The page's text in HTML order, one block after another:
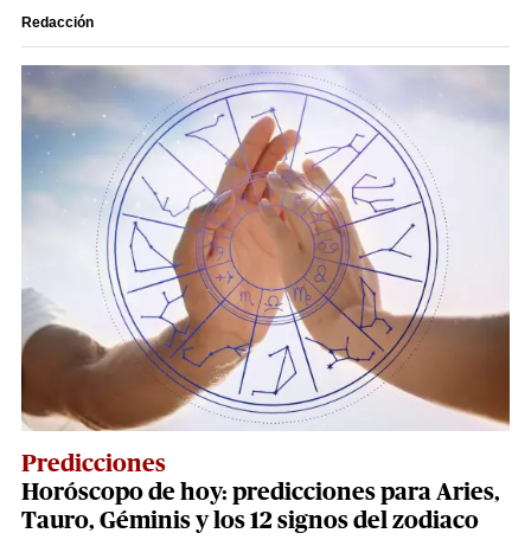
Redacción
Predicciones
Horóscopo de hoy: predicciones para Aries,
Tauro, Géminis y los 12 signos del zodiaco